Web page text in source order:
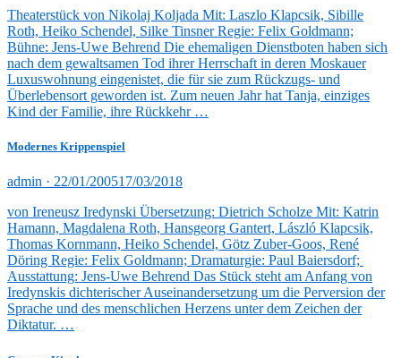
Theaterstück von Nikolaj Koljada Mit: Laszlo Klapcsik, Sibille
Roth, Heiko Schendel, Silke Tinsner Regie: Felix Goldmann;
Bühne: Jens-Uwe Behrend Die ehemaligen Dienstboten haben sich
nach dem gewaltsamen Tod ihrer Herrschaft in deren Moskauer
Luxuswohnung eingenistet, die für sie zum Rückzugs- und
Überlebensort geworden ist. Zum neuen Jahr hat Tanja, einziges
Kind der Familie, ihre Rückkehr …
Modernes Krippenspiel
admin · Veröffentlicht
22/01/200517/03/2018
von Ireneusz Iredynski Übersetzung: Dietrich Scholze Mit: Katrin
Hamann, Magdalena Roth, Hansgeorg Gantert, László Klapcsik,
Thomas Kornmann, Heiko Schendel, Götz Zuber-Goos, René
Döring Regie: Felix Goldmann; Dramaturgie: Paul Baiersdorf;
Ausstattung: Jens-Uwe Behrend Das Stück steht am Anfang von
Iredynskis dichterischer Auseinandersetzung um die Perversion der
Sprache und des menschlichen Herzens unter dem Zeichen der
Diktatur. …